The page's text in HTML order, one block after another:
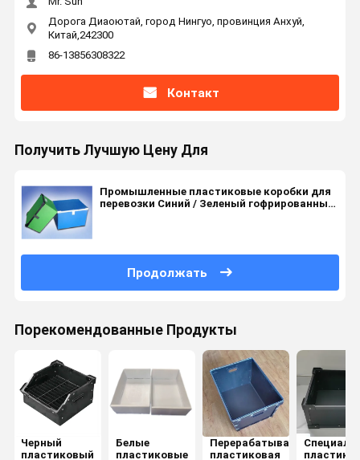
Дорога Диаоютай, город Нингуо, провинция Анхуй,
Китай,242300
86-13856308322
Контакт
Получить Лучшую Цену Для
Промышленные пластиковые коробки для
перевозки Синий / Зеленый гофрированные
Продолжать
Порекомендованные Продукты
Черный
пластиковый
Белые
пластиковые
Перерабатываемая
пластиковая